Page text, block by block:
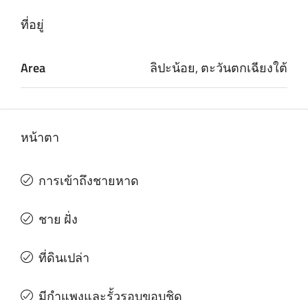
ที่อยู่
Area ลิปะน้อย, ตะวันตกเฉียงใต้
หน้าตา
การเข้าถึงชายหาด
ชาย ฝั่ง
ที่ดินเปล่า
มีกําแพงและรั้วรอบขอบชิด